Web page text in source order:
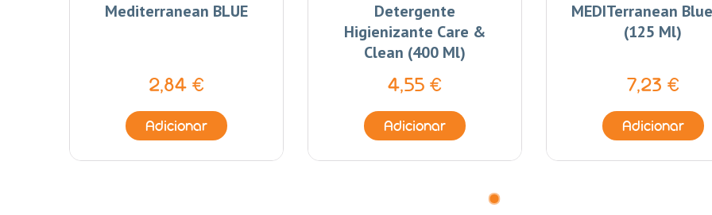
Mediterranean BLUE
2,84 €
Adicionar
Detergente
Higienizante Care &
Clean (400 Ml)
4,55 €
Adicionar
MEDITerranean
(125 Ml)
7,23 €
Adicionar